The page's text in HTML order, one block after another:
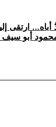
أباه... ارتقى
أبو